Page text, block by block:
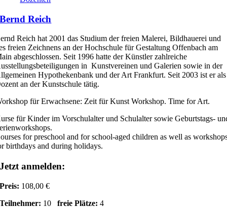
Bernd Reich
Reich hat 2001 das Studium der freien Malerei, Bildhauerei und
freien Zeichnens an der Hochschule für Gestaltung Offenbach am
abgeschlossen. Seit 1996 hatte der Künstler zahlreiche
in Kunstvereinen und Galerien sowie in der
Hypothekenbank und der Art Frankfurt. Seit 2003 ist er als
an der Kunstschule tätig.
für Erwachsene: Zeit für Kunst Workshop. Time for Art.
für Kinder im Vorschulalter und Schulalter sowie Geburtstags-
for preschool and for school-aged children as well as
birthdays and during holidays.
Jetzt anmelden:
Preis: 108,00 €
Teilnehmer: 10freie Plätze: 4